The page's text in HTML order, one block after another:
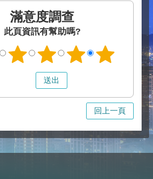
滿意度調查
此頁資訊有幫助嗎?
回上一頁